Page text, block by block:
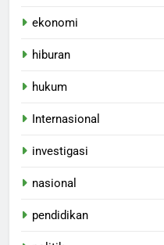
ekonomi
hiburan
hukum
Internasional
investigasi
nasional
pendidikan